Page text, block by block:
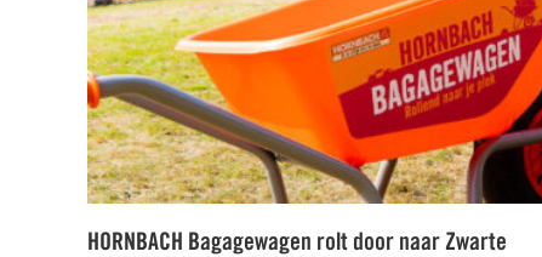
HORNBACH Bagagewagen rolt door naar Zwarte